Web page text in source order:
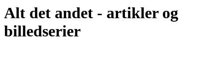
Alt det andet - artikler og
billedserier